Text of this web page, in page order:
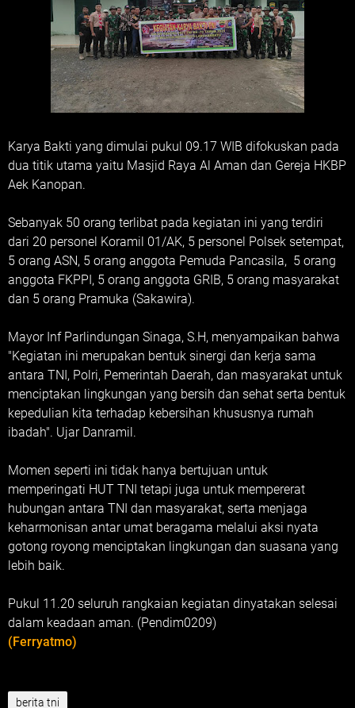
Karya Bakti yang dimulai pukul 09.17 WIB difokuskan pada
dua titik utama yaitu Masjid Raya Al Aman dan Gereja HKBP
Aek Kanopan.
Sebanyak 50 orang terlibat pada kegiatan ini yang terdiri
dari 20 personel Koramil 01/AK, 5 personel Polsek setempat,
5 orang ASN, 5 orang anggota Pemuda Pancasila, 5 orang
anggota FKPPI, 5 orang anggota GRIB, 5 orang masyarakat
dan 5 orang Pramuka (Sakawira).
Mayor Inf Parlindungan Sinaga, S.H, menyampaikan bahwa
"Kegiatan ini merupakan bentuk sinergi dan kerja sama
antara TNI, Polri, Pemerintah Daerah, dan masyarakat untuk
menciptakan lingkungan yang bersih dan sehat serta bentuk
kepedulian kita terhadap kebersihan khususnya rumah
ibadah". Ujar Danramil.
Momen seperti ini tidak hanya bertujuan untuk
memperingati HUT TNI tetapi juga untuk mempererat
hubungan antara TNI dan masyarakat, serta menjaga
keharmonisan antar umat beragama melalui aksi nyata
gotong royong menciptakan lingkungan dan suasana yang
lebih baik.
Pukul 11.20 seluruh rangkaian kegiatan dinyatakan selesai
dalam keadaan aman. (Pendim0209)
(Ferryatmo)
berita tni